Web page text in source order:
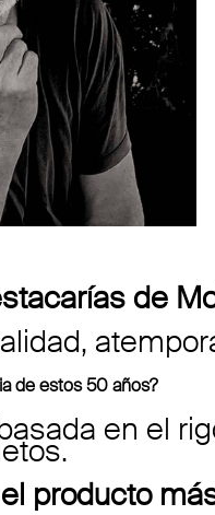
de
de estos 50 años?
en el
producto